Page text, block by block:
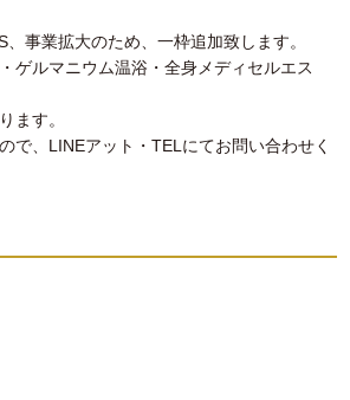
事業拡大のため、一枠追加致します。
ゲルマニウム温浴・全身メディセルエス
ます。
で、LINEアット・TELにてお問い合わせく